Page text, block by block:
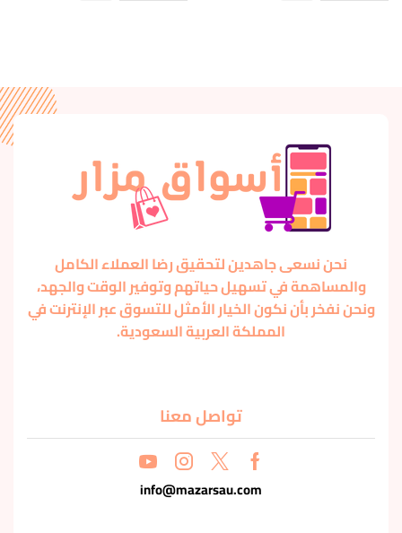
نحن نسعى جاهدين لتحقيق رضا العملاء الكامل
والمساهمة في تسهيل حياتهم وتوفير الوقت والجهد،
ونحن نفخر بأن نكون الخيار الأمثل للتسوق عبر الإنترنت في
المملكة العربية السعودية.
تواصل معنا
info@mazarsau.com